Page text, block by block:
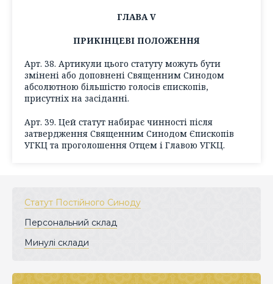
ГЛАВА V
ПРИКІНЦЕВІ ПОЛОЖЕННЯ
Арт. 38. Артикули цього статуту можуть бути
змінені або доповнені Священним Синодом
абсолютною більшістю голосів єпископів,
присутніх на засіданні.
Арт. 39. Цей статут набирає чинності після
затвердження Священним Синодом Єпископів
УГКЦ та проголошення Отцем і Главою УГКЦ.
Статут Постійного Синоду
Персональний склад
Минулі склади